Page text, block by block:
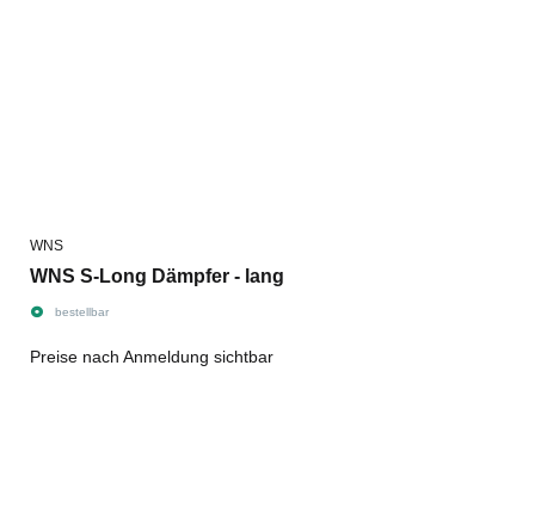
WNS
WNS S-Long Dämpfer - lang
bestellbar
Preise nach Anmeldung sichtbar